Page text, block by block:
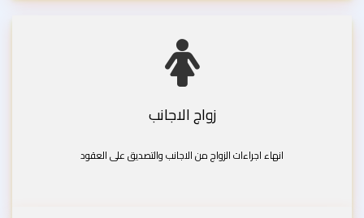
زواج الاجانب
انهاء اجراءات الزواج من الاجانب والتصديق على العقود